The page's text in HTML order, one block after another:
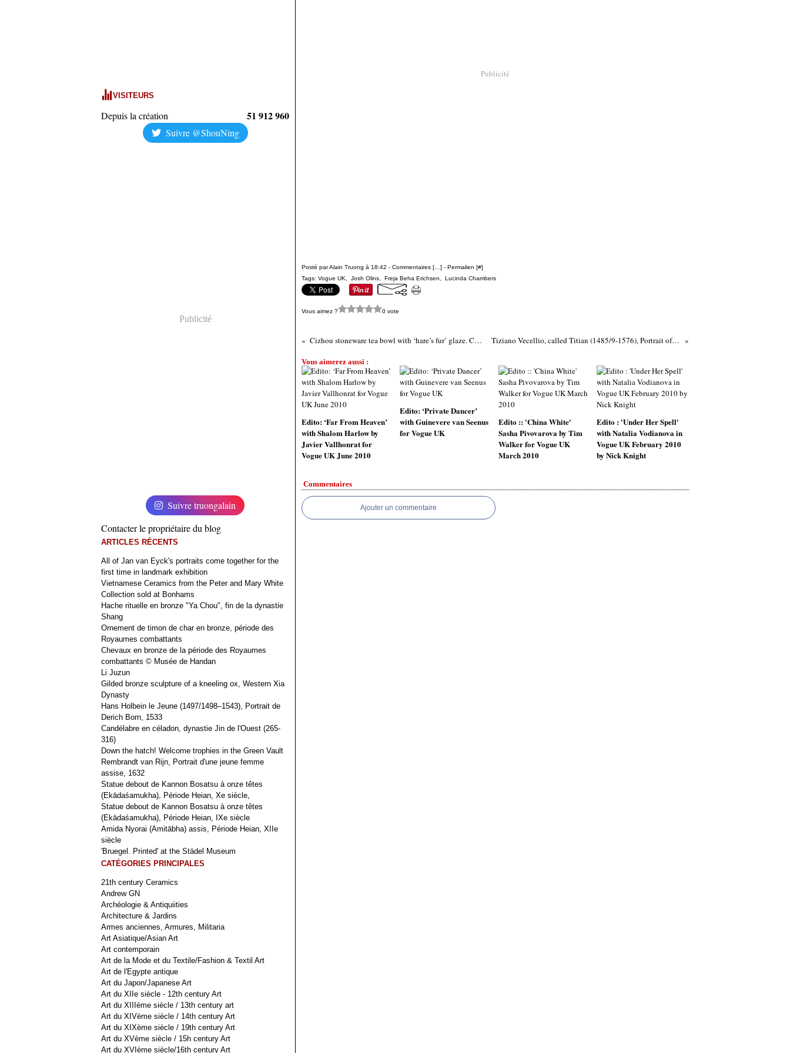
VISITEURS
Depuis la création 51 912 960
Suivre @ShouNing
Publicité
Suivre truongalain
Contacter le propriétaire du blog
ARTICLES RÉCENTS
All of Jan van Eyck's portraits come together for the
first time in landmark exhibition
Vietnamese Ceramics from the Peter and Mary White
Collection sold at Bonhams
Hache rituelle en bronze "Ya Chou", fin de la dynastie
Shang
Ornement de timon de char en bronze, période des
Royaumes combattants
Chevaux en bronze de la période des Royaumes
combattants © Musée de Handan
Li Juzun
Gilded bronze sculpture of a kneeling ox, Western Xia
Dynasty
Hans Holbein le Jeune (1497/1498–1543), Portrait de
Derich Born, 1533
Candélabre en céladon, dynastie Jin de l'Ouest (265-
316)
Down the hatch! Welcome trophies in the Green Vault
Rembrandt van Rijn, Portrait d'une jeune femme
assise, 1632
Statue debout de Kannon Bosatsu à onze têtes
(Ekādaśamukha), Période Heian, Xe siècle,
Statue debout de Kannon Bosatsu à onze têtes
(Ekādaśamukha), Période Heian, IXe siècle
Amida Nyorai (Amitābha) assis, Période Heian, XIIe
siècle
'Bruegel. Printed' at the Städel Museum
CATÉGORIES PRINCIPALES
21th century Ceramics
Andrew GN
Archéologie & Antiquiities
Architecture & Jardins
Armes anciennes, Armures, Militaria
Art Asiatique/Asian Art
Art contemporain
Art de la Mode et du Textile/Fashion & Textil Art
Art de l'Egypte antique
Art du Japon/Japanese Art
Art du XIIe siècle - 12th century Art
Art du XIIIème siècle / 13th century art
Art du XIVème siècle / 14th century Art
Art du XIXème siècle / 19th century Art
Art du XVème siècle / 15h century Art
Art du XVIème siècle/16th century Art
Publicité
Posté par Alain Truong à 18:42 - Commentaires [ ] - Permalien [#]
Tags: Vogue UK Josh Olins Freja Beha Erichsen Lucinda Chambers
Vous aimez ? 0 vote
Cizhou stoneware tea bowl with ‘hare’s fur’ glaze. China, Northern to Southern Song dynasty, 12th or early 13th century Tiziano Vecellio, called Titian (1485/9-1576), Portrait of a Venetian Admiral, possibly Francesco Duodo (1518-1592) Early 1570s
Vous aimerez aussi :
Edito: ‘Far From Heaven’
with Shalom Harlow by
Javier Vallhonrat for
Vogue UK June 2010
Edito: ‘Private Dancer’
with Guinevere van Seenus
for Vogue UK
Edito :: 'China White'
Sasha Pivovarova by Tim
Walker for Vogue UK
March 2010
Edito : 'Under Her Spell'
with Natalia Vodianova in
Vogue UK February 2010
by Nick Knight
Commentaires
Ajouter un commentaire